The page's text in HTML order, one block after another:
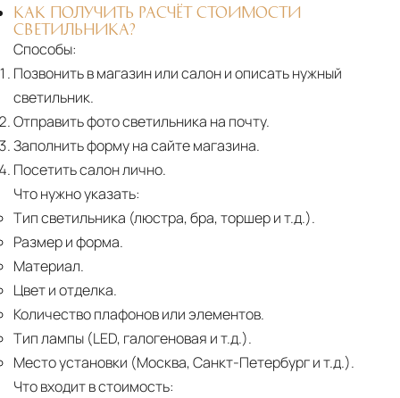
КАК ПОЛУЧИТЬ РАСЧЁТ СТОИМОСТИ
СВЕТИЛЬНИКА?
Способы:
Позвонить в магазин или салон и описать нужный
светильник.
Отправить фото светильника на почту.
Заполнить форму на сайте магазина.
Посетить салон лично.
Что нужно указать:
Тип светильника (люстра, бра, торшер и т.д.).
Размер и форма.
Материал.
Цвет и отделка.
Количество плафонов или элементов.
Тип лампы (LED, галогеновая и т.д.).
Место установки (Москва, Санкт-Петербург и т.д.).
Что входит в стоимость: